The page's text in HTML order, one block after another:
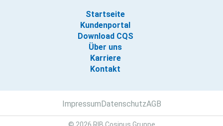
Startseite
Kundenportal
Download CQS
Über uns
Karriere
Kontakt
ImpressumDatenschutzAGB